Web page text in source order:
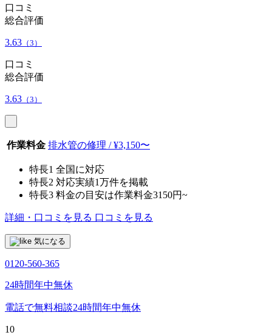
口コミ
総合評価
3.63 （3）
口コミ
総合評価
3.63 （3）
作業料金 排水管の修理 / ¥3,150〜
特長1 全国に対応
特長2 対応実績1万件を掲載
特長3 料金の目安は作業料金3150円~
詳細・口コミを見る 口コミを見る
気になる
0120-560-365
24時間年中無休
電話で無料相談24時間年中無休
10